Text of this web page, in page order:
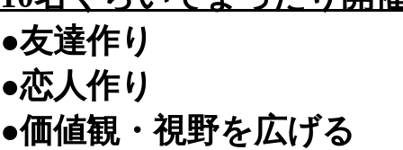
●友達作り
●恋人作り
●価値観・視野を広げる